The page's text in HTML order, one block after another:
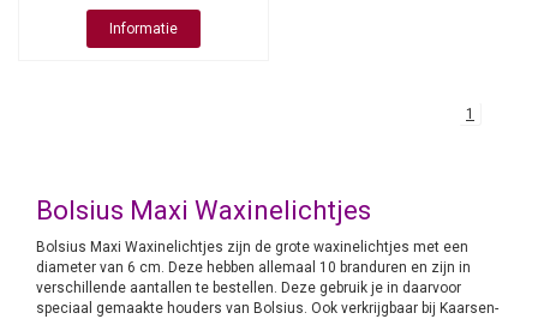
Informatie
1
Bolsius Maxi Waxinelichtjes
Bolsius Maxi Waxinelichtjes zijn de grote waxinelichtjes met een
diameter van 6 cm. Deze hebben allemaal 10 branduren en zijn in
verschillende aantallen te bestellen. Deze gebruik je in daarvoor
speciaal gemaakte houders van Bolsius. Ook verkrijgbaar bij Kaarsen-